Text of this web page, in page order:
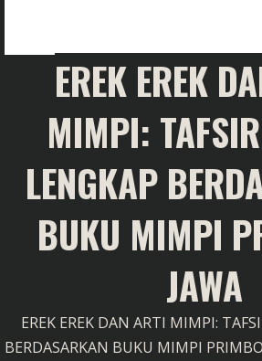
EREK EREK
MIMPI:
LENGKAP
BUKU MIMPI
JAWA
EREK EREK DAN ARTI MIMPI:
BERDASARKAN BUKU MIMPI